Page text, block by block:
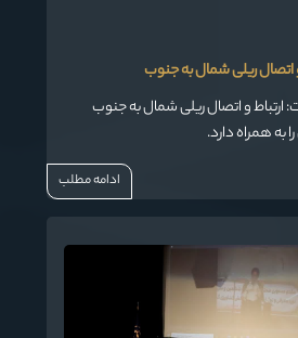
ریلی شمال به جنوب
ارتباط و اتصال ریلی شمال به جنوب
به همراه دارد.
ادامه مطلب